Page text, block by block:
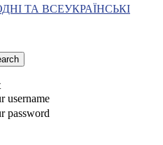
ТА ВСЕУКРАЇНСЬКІ
username
password